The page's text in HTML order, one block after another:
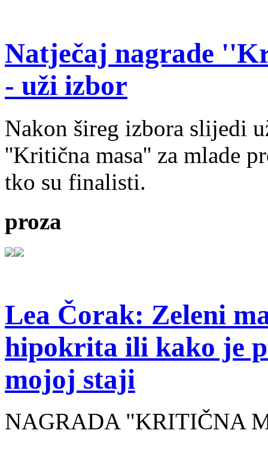
Natječaj nagrade
- uži izbor
Nakon šireg izbora slijedi
''Kritična masa'' za mlade
tko su finalisti.
proza
Lea Čorak: Zeleni
hipokrita ili kako je
mojoj staji
NAGRADA "KRITIČNA